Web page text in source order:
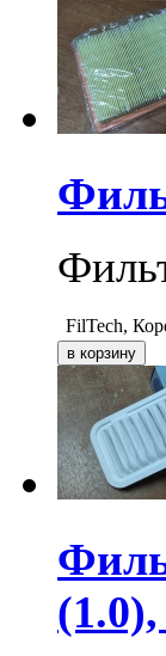
FilTech,